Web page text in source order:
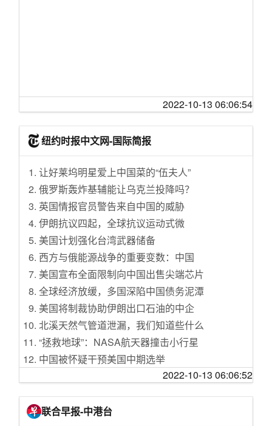
国际空间站的部分工作人员准备返回地球 研究
工作持续进行中
《龙之家族》时间跳跃引不满 R.R.马丁：需要
他：21个月拿下清华博士 击败NASA打破欧美
垄断
SSD主控芯片巨头喊话：闪存市场触底 现在已
经是亏本卖
现代汽车宣布2025年将所有车型转换为SDV
[情感天地]来玩文字游戏，谁和谁是天生一对
[情感天地]我爸二婚
[天涯杂谈]贵州高速客车侧翻27人遇难，20人受
[情感天地]为了婚外情离了婚，又和婚外的她相
互无尽折磨
[情感天地]离异的生活
[旅游休闲]〖天涯头条〗老家山西
[生活那点事]35+之后应该怎么选？深圳还是杭
州
[天涯杂谈]彩礼是中华民族的传统文化，不能一
否了之【讨论】
[天涯杂谈]出国就读莫斯科大学的前景【讨论】
[重庆]隔离收费是否属于强制消费？
[国际观察]克里米亚大桥大爆炸，突发
[贴图专区]记录工地生活
[红袖天涯]说说地摊经济
[台湾风云]北京退休老头的农民生活
[红袖天涯]【小说季】古庙奇缘（天涯发现）
[重庆]为什么街头突然冒出那么多零食店？
加拿大任命新驻华大使 曾任中国国开行顾问、
韩国人抗议后 澳大利亚182家超市下架“旭日旗”
衬衫
在美医治罕见疾病移民将被遣返？美国称将重
新考虑
为环保出力 德国环境部长：今后全部公务宴改
吃素
吃货的倔强：美国男子因未买到人气三明治怒
告餐馆
北大红楼二层首次开放 两大专题展览同时开幕
鲁哈尼宣布进一步中止履行核协议
《中国共产党问责条例》修订 将履职不力不作
为纳入问责情形
俄外长呼吁延长《新削减战略武器条约》有效
期
美对伊朗“极限施压” 名目层出不穷 又称制裁伊
动议被否
2022-10-13 06:06:54
纽约时报中文网-国际简报
让好莱坞明星爱上中国菜的“伍夫人”
俄罗斯轰炸基辅能让乌克兰投降吗？
英国情报官员警告来自中国的威胁
伊朗抗议四起，全球抗议运动式微
美国计划强化台湾武器储备
西方与俄能源战争的重要变数：中国
美国宣布全面限制向中国出售尖端芯片
全球经济放缓，多国深陷中国债务泥潭
美国将制裁协助伊朗出口石油的中企
北溪天然气管道泄漏，我们知道些什么
“拯救地球”：NASA航天器撞击小行星
中国被怀疑干预美国中期选举
女性站在伊朗反政府抗议最前沿
伊朗年轻人为何再次走上街头抗议
俄罗斯动员乌克兰人参战对抗祖国
2022-10-13 06:06:52
联合早报-中港台